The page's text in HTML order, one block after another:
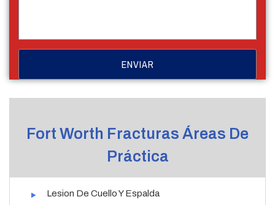
Fort Worth Fracturas Áreas De
Práctica
Lesion De Cuello Y Espalda